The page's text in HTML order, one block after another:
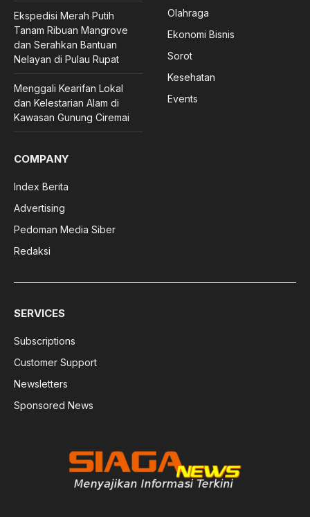
Ekspedisi Merah Putih
Tanam Ribuan Mangrove
dan Serahkan Bantuan
Nelayan di Pulau Rupat
Menggali Kearifan Lokal
dan Kelestarian Alam di
Kawasan Gunung Ciremai
Olahraga
Ekonomi Bisnis
Sorot
Kesehatan
Events
COMPANY
Index Berita
Advertising
Pedoman Media Siber
Redaksi
SERVICES
Subscriptions
Customer Support
Newsletters
Sponsored News